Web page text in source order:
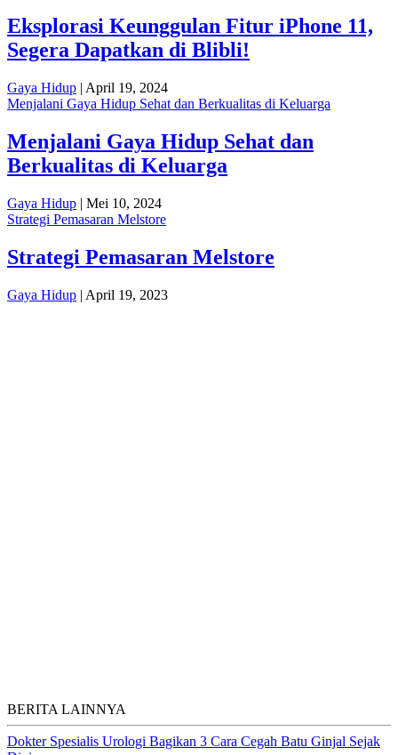
Eksplorasi Keunggulan Fitur iPhone 11,
Segera Dapatkan di Blibli!
Gaya Hidup | April 19, 2024
Menjalani Gaya Hidup Sehat dan Berkualitas di Keluarga
Menjalani Gaya Hidup Sehat dan
Berkualitas di Keluarga
Gaya Hidup | Mei 10, 2024
Strategi Pemasaran Melstore
Strategi Pemasaran Melstore
Gaya Hidup | April 19, 2023
BERITA LAINNYA
Dokter Spesialis Urologi Bagikan 3 Cara Cegah Batu Ginjal Sejak